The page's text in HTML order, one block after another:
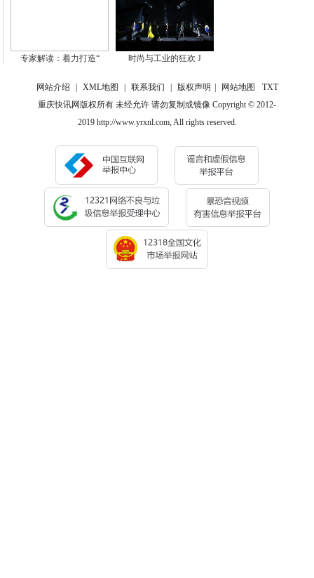
专家解读：着力打造“ 时尚与工业的狂欢 J
网站介绍 XML地图 联系我们 版权声明 网站地图
TXT
重庆快讯网版权所有 未经允许 请勿复制或镜像 Copyright © 2012-
2019 http://www.yrxnl.com, All rights reserved.